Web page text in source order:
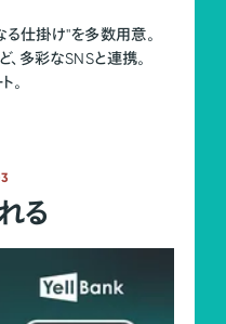
る仕掛け"を多数用意。
多彩なSNSと連携。
。
る